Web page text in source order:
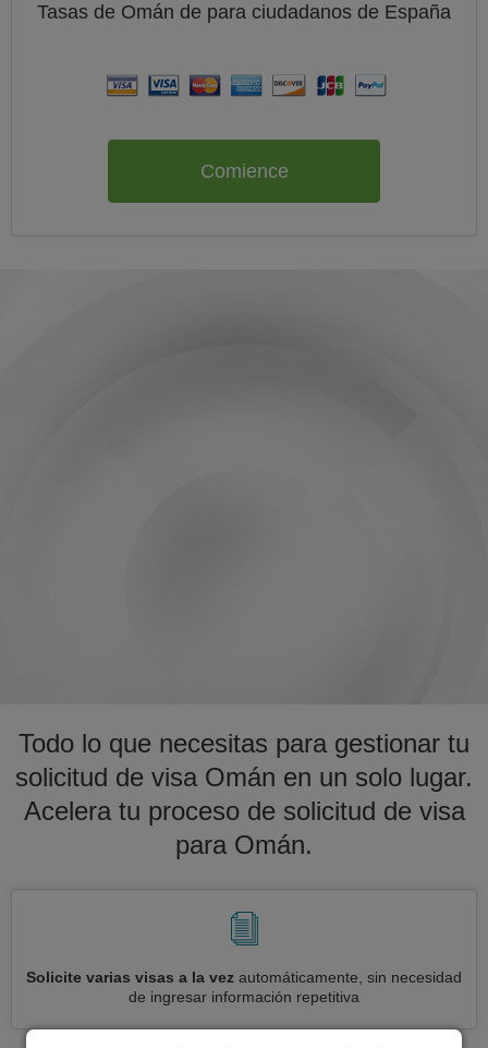
Tasas de Omán de para ciudadanos de España
Comience
Todo lo que necesitas para gestionar tu
solicitud de visa Omán en un solo lugar.
Acelera tu proceso de solicitud de visa
para Omán.
Solicite varias visas a la vez automáticamente, sin necesidad
de ingresar información repetitiva